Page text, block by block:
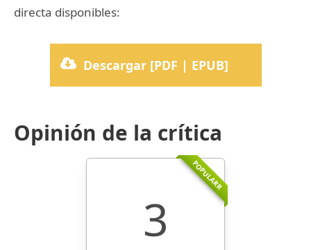
directa disponibles:
Descargar [PDF | EPUB]
Opinión de la crítica
POPULARR
3